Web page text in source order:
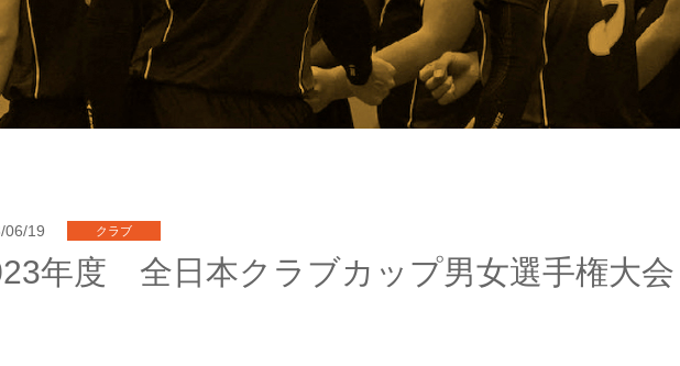
Vリーグ
06/19 クラブ
年度 全日本クラブカップ男女選手権大会